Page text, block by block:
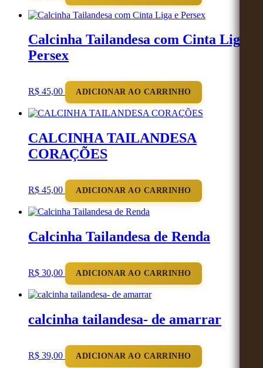
Calcinha Tailandesa com Cinta Liga e
Persex
R$ 45,00 ADICIONAR AO CARRINHO
CALCINHA TAILANDESA
CORAÇÕES
R$ 45,00 ADICIONAR AO CARRINHO
Calcinha Tailandesa de Renda
R$ 30,00 ADICIONAR AO CARRINHO
calcinha tailandesa- de amarrar
R$ 39,00 ADICIONAR AO CARRINHO